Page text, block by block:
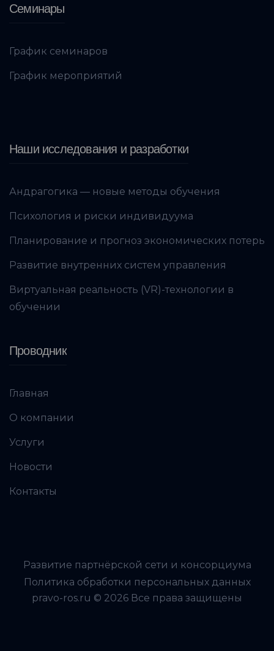
Семинары
График семинаров
График мероприятий
Наши исследования и разработки
Андрагогика — новые методы обучения
Психология и риски индивидуума
Планирование и прогноз экономических потерь
Развитие внутренних систем управления
Виртуальная реальность (VR)-технологии в
обучении
Проводник
Главная
О компании
Услуги
Новости
Контакты
Развитие партнёрской сети и консорциума
Политика обработки персональных данных
pravo-ros.ru © 2026 Все права защищены